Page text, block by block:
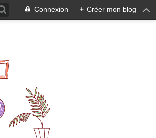
Connexion + Créer mon blog